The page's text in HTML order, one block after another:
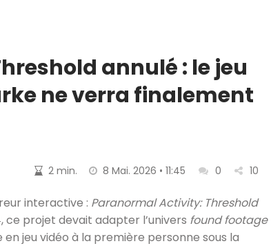
annulé : le jeu
ne verra finalement
2 min. 8 Mai. 2026 • 11:45 0 10
interactive : Paranormal Activity: Threshold
projet devait adapter l’univers found footage
jeu vidéo à la première personne sous la